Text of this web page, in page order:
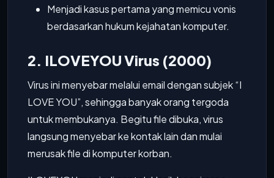
Menjadi kasus pertama yang memicu vonis
berdasarkan hukum kejahatan komputer.
2. ILOVEYOU Virus (2000)
Virus ini menyebar melalui email dengan subjek “I
LOVE YOU”, sehingga banyak orang tergoda
untuk membukanya. Begitu file dibuka, virus
langsung menyebar ke kontak lain dan mulai
merusak file di komputer korban.